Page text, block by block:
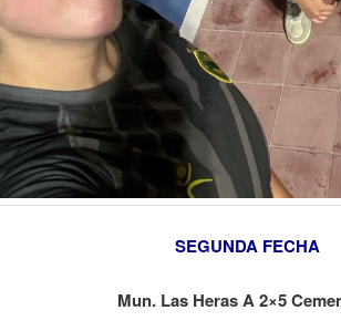
SEGUNDA FECHA
Mun. Las Heras A 2×5